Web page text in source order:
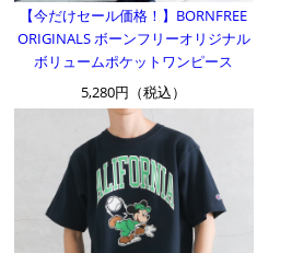
【今だけセール価格！】BORNFREE
ORIGINALS ボーンフリーオリジナル
ボリュームポケットワンピース
5,280円（税込）